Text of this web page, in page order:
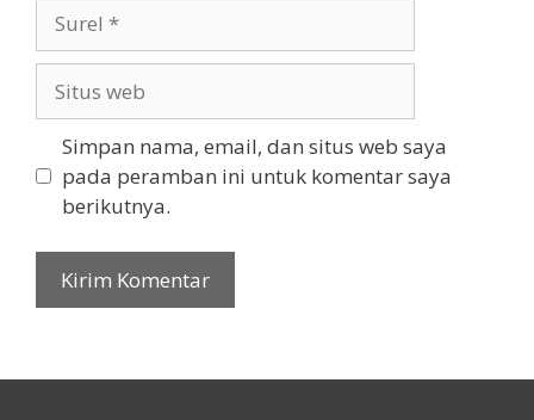
web
Simpan nama, email, dan situs web saya
pada peramban ini untuk komentar saya
berikutnya.